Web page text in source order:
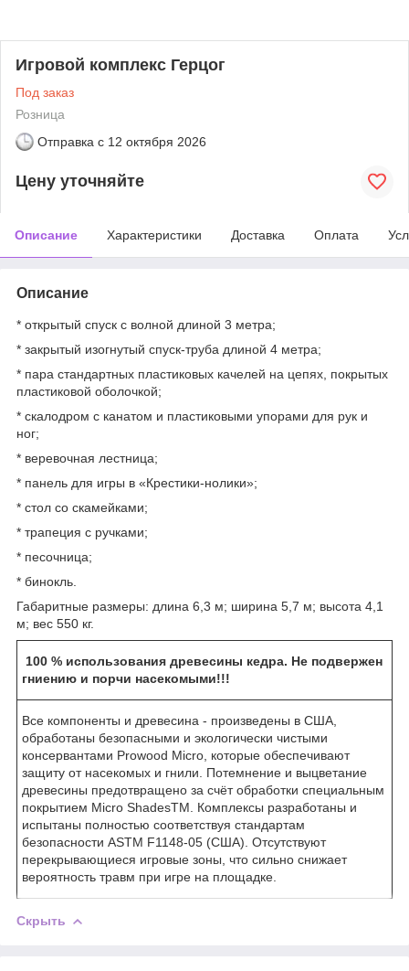
Игровой комплекс Герцог
Под заказ
Розница
Отправка с 12 октября 2026
Цену уточняйте
Описание Характеристики Доставка Оплата
Описание
* открытый спуск с волной длиной 3 метра;
* закрытый изогнутый спуск-труба длиной 4 метра;
* пара стандартных пластиковых качелей на цепях, покрытых
пластиковой оболочкой;
* скалодром с канатом и пластиковыми упорами для рук и
ног;
* веревочная лестница;
* панель для игры в «Крестики-нолики»;
* стол со скамейками;
* трапеция с ручками;
* песочница;
* бинокль.
Габаритные размеры: длина 6,3 м; ширина 5,7 м; высота 4,1
м; вес 550 кг.
100 % использования древесины кедра. Не подвержен
гниению и порчи насекомыми!!!
Все компоненты и древесина - произведены в США,
обработаны безопасными и экологически чистыми
консервантами Prowood Micro, которые обеспечивают
защиту от насекомых и гнили. Потемнение и выцветание
древесины предотвращено за счёт обработки специальным
покрытием Micro ShadesTM. Комплексы разработаны и
испытаны полностью соответствуя стандартам
безопасности ASTM F1148-05 (США). Отсутствуют
перекрывающиеся игровые зоны, что сильно снижает
вероятность травм при игре на площадке.
Скрыть